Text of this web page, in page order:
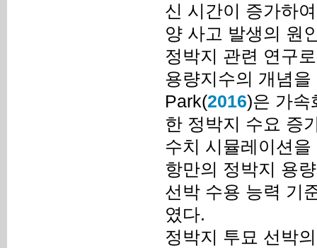
신 시간이 증가하
양 사고 발생의 원
정박지 관련 연구
용량지수의 개념
Park(2016)은 가속
한 정박지 수요 증
수치 시뮬레이션
항만의 정박지 용
선박 수용 능력 기
였다.
정박지 투묘 선박